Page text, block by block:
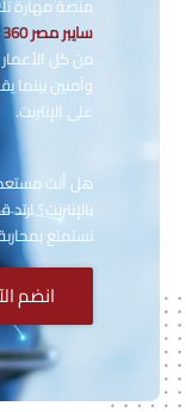
منصة مهارة
سايبر مصر 360
من كل
وآمنين
على الإنترنت.
هل أنت مستعد
بالإنترنت؟
نستمتع
انضم